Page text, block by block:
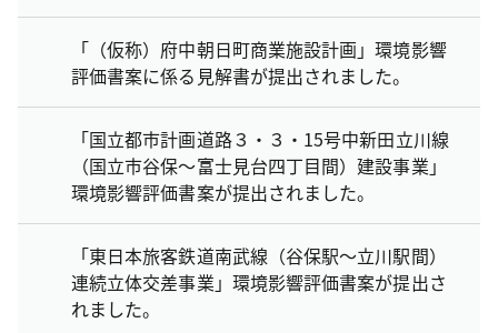
「（仮称）府中朝日町商業施設計画」環境影響
評価書案に係る見解書が提出されました。
「国立都市計画道路３・３・15号中新田立川線
（国立市谷保～富士見台四丁目間）建設事業」
環境影響評価書案が提出されました。
「東日本旅客鉄道南武線（谷保駅～立川駅間）
連続立体交差事業」環境影響評価書案が提出さ
れました。